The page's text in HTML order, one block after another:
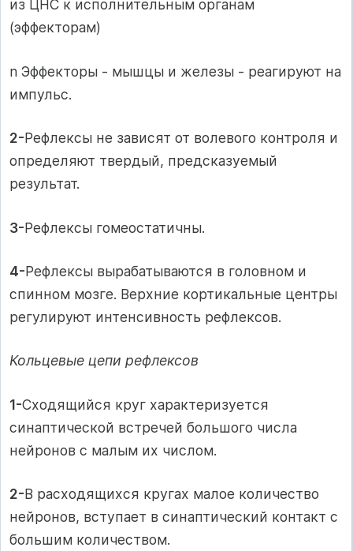
из ЦНС к исполнительным органам
(эффекторам)
n Эффекторы - мышцы и железы - реагируют на
импульс.
2-Рефлексы не зависят от волевого контроля и
определяют твердый, предсказуемый
результат.
3-Рефлексы гомеостатичны.
4-Рефлексы вырабатываются в головном и
спинном мозге. Верхние кортикальные центры
регулируют интенсивность рефлексов.
Кольцевые цепи рефлексов
1-Сходящийся круг характеризуется
синаптической встречей большого числа
нейронов с малым их числом.
2-В расходящихся кругах малое количество
нейронов, вступает в синаптический контакт с
большим количеством.